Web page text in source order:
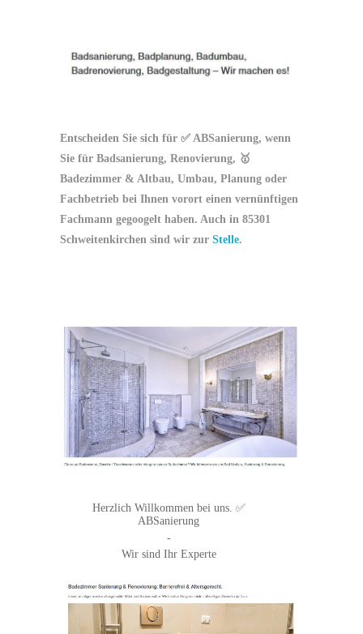
Entscheiden Sie sich für ✅ ABSanierung, wenn
Sie für Badsanierung, Renovierung, 🥇
Badezimmer & Altbau, Umbau, Planung oder
Fachbetrieb bei Ihnen vorort einen vernünftigen
Fachmann gegoogelt haben. Auch in 85301
Schweitenkirchen sind wir zur Stelle.
Herzlich Willkommen bei uns. ✅
ABSanierung
-
Wir sind Ihr Experte